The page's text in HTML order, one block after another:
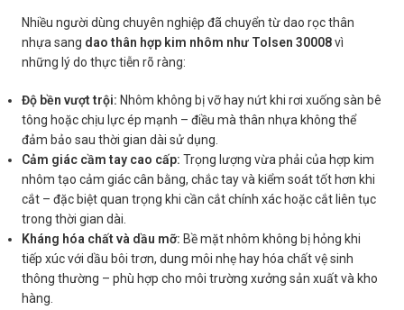
Nhiều người dùng chuyên nghiệp đã chuyển từ dao rọc thân
nhựa sang dao thân hợp kim nhôm như Tolsen 30008vì
những lý do thực tiễn rõ ràng:
Độ bền vượt trội: Nhôm không bị vỡ hay nứt khi rơi xuống sàn bê
tông hoặc chịu lực ép mạnh – điều mà thân nhựa không thể
đảm bảo sau thời gian dài sử dụng.
Cảm giác cầm tay cao cấp: Trọng lượng vừa phải của hợp kim
nhôm tạo cảm giác cân bằng, chắc tay và kiểm soát tốt hơn khi
cắt – đặc biệt quan trọng khi cần cắt chính xác hoặc cắt liên tục
trong thời gian dài.
Kháng hóa chất và dầu mỡ: Bề mặt nhôm không bị hỏng khi
tiếp xúc với dầu bôi trơn, dung môi nhẹ hay hóa chất vệ sinh
thông thường – phù hợp cho môi trường xưởng sản xuất và kho
hàng.